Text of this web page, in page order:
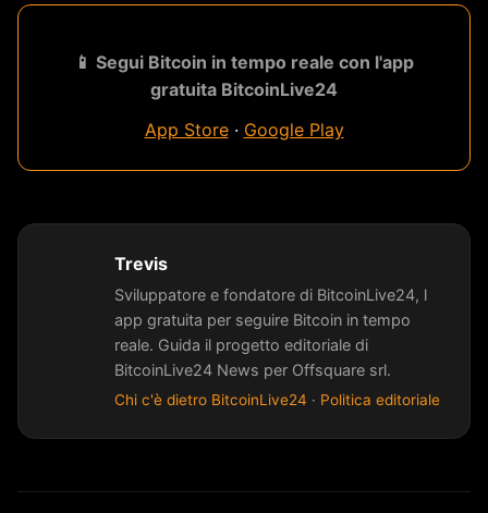
📱 Segui Bitcoin in tempo reale con l'app
gratuita BitcoinLive24
App Store· Google Play
Trevis
Sviluppatore e fondatore di BitcoinLive24, l
app gratuita per seguire Bitcoin in tempo
reale. Guida il progetto editoriale di
BitcoinLive24 News per Offsquare srl.
Chi c'è dietro BitcoinLive24 · Politica editoriale